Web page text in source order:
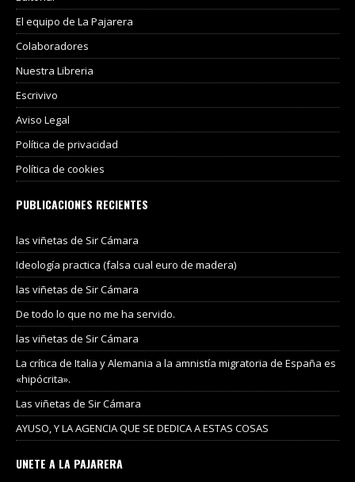
El equipo de La Pajarera
Colaboradores
Nuestra Libreria
Escrivivo
Aviso Legal
Política de privacidad
Política de cookies
PUBLICACIONES RECIENTES
las viñetas de Sir Cámara
Ideología practica (falsa cual euro de madera)
las viñetas de Sir Cámara
De todo lo que no me ha servido.
las viñetas de Sir Cámara
La crítica de Italia y Alemania a la amnistía migratoria de España es
«hipócrita».
Las viñetas de Sir Cámara
AYUSO, Y LA AGENCIA QUE SE DEDICA A ESTAS COSAS
UNETE A LA PAJARERA